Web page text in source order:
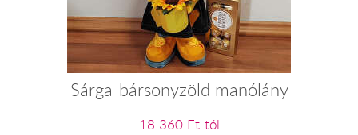
Sárga-bársonyzöld manólány
18 360 Ft-tól